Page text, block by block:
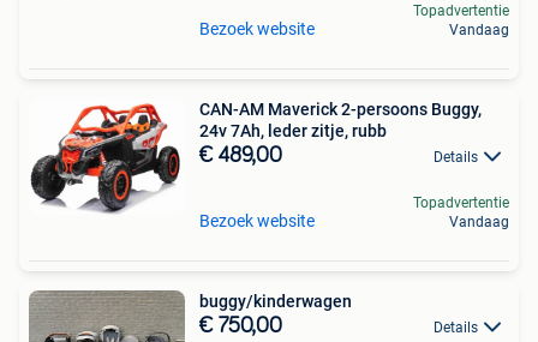
Bezoek website
Topadvertentie
Vandaag
CAN-AM Maverick 2-persoons Buggy,
24v 7Ah, leder zitje, rubb
€ 489,00 Details
Bezoek website
Topadvertentie
Vandaag
buggy/kinderwagen
€ 750,00 Details